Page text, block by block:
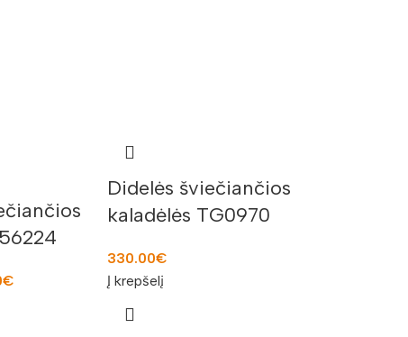
€
Didelės šviečiančios
kaladėlės TG0970
330.00€
Į krepšelį